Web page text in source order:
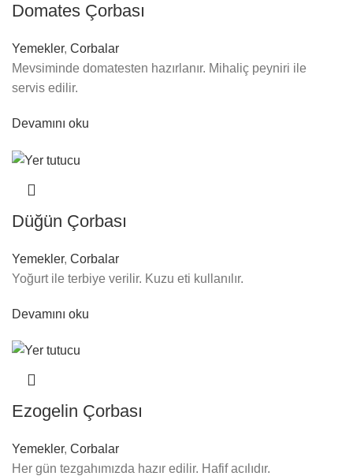
Domates Çorbası
Yemekler, Corbalar
Mevsiminde domatesten hazırlanır. Mihaliç peyniri ile
servis edilir.
Devamını oku
Düğün Çorbası
Yemekler, Corbalar
Yoğurt ile terbiye verilir. Kuzu eti kullanılır.
Devamını oku
Ezogelin Çorbası
Yemekler, Corbalar
Her gün tezgahımızda hazır edilir. Hafif acılıdır.